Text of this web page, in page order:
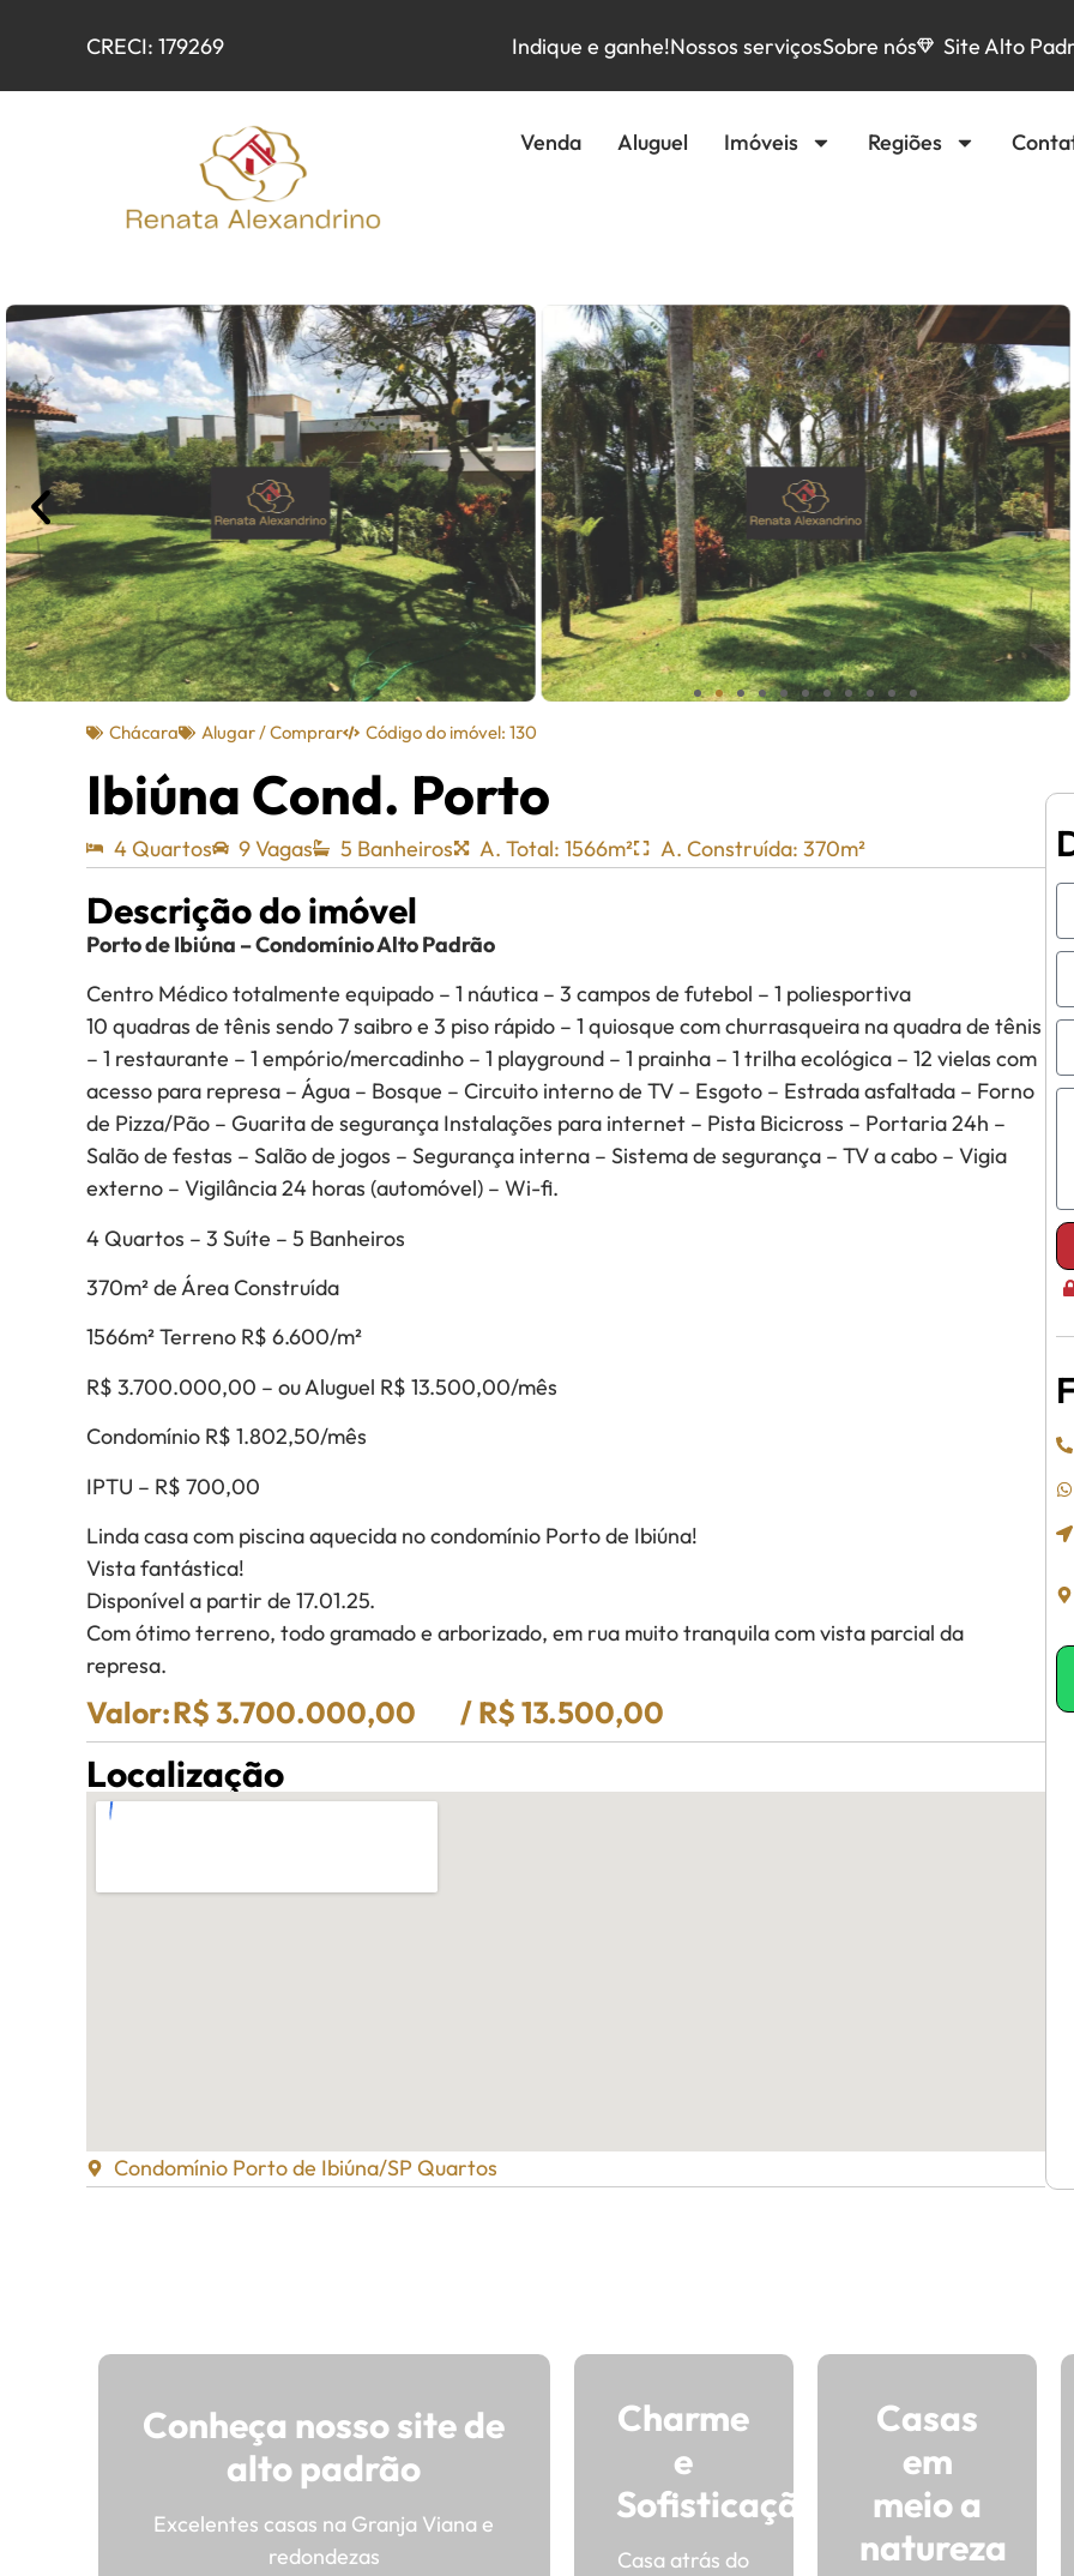
CRECI: 179269 Indique e ganhe!Nossos serviçosSobre nós Site Alto
Venda Aluguel Imóveis Regiões
Chácara Alugar / Comprar Código do imóvel: 130
Ibiúna Cond. Porto
4 Quartos 9 Vagas 5 Banheiros A. Total: 1566m² A. Construída: 370m²
Descrição do imóvel
Porto de Ibiúna – Condomínio Alto Padrão
Centro Médico totalmente equipado – 1 náutica – 3 campos de futebol – 1 poliesportiva
10 quadras de tênis sendo 7 saibro e 3 piso rápido – 1 quiosque com churrasqueira na quadra de tênis
– 1 restaurante – 1 empório/mercadinho – 1 playground – 1 prainha – 1 trilha ecológica – 12 vielas com
acesso para represa – Água – Bosque – Circuito interno de TV – Esgoto – Estrada asfaltada – Forno
de Pizza/Pão – Guarita de segurança Instalações para internet – Pista Bicicross – Portaria 24h –
Salão de festas – Salão de jogos – Segurança interna – Sistema de segurança – TV a cabo – Vigia
externo – Vigilância 24 horas (automóvel) – Wi-fi.
4 Quartos – 3 Suíte – 5 Banheiros
370m² de Área Construída
1566m² Terreno R$ 6.600/m²
R$ 3.700.000,00 – ou Aluguel R$ 13.500,00/mês
Condomínio R$ 1.802,50/mês
IPTU – R$ 700,00
Linda casa com piscina aquecida no condomínio Porto de Ibiúna!
Vista fantástica!
Disponível a partir de 17.01.25.
Com ótimo terreno, todo gramado e arborizado, em rua muito tranquila com vista parcial da
represa.
Valor:R$ 3.700.000,00 / R$ 13.500,00
Localização
Condomínio Porto de Ibiúna/SP Quartos
Conheça nosso site de
alto padrão
Excelentes casas na Granja Viana e
redondezas
Charme
e
Sofisticação
Casa atrás do
Casas
em
meio a
natureza